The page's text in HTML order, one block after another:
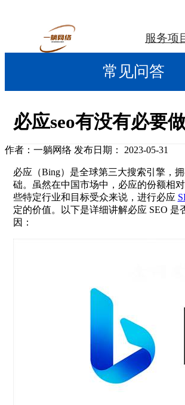
服务项
常见问答
必应seo有没有必要
作者：一躺网络 发布日期： 2023-05-31
必应（Bing）是全球第三大搜索引擎，
础。虽然在中国市场中，必应的份额相
些特定行业和目标受众来说，进行必应
定的价值。以下是详细讲解必应 SEO 是
因：